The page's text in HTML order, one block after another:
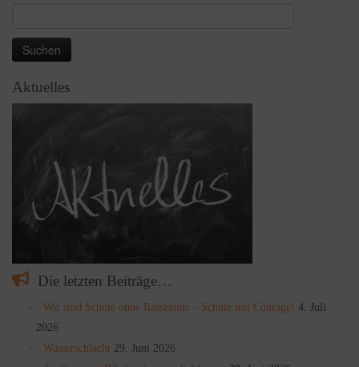
Aktuelles
Die letzten Beiträge…
Wir sind Schule ohne Rassismus – Schule mit Courage! 4. Juli
2026
Wasserschlacht 29. Juni 2026